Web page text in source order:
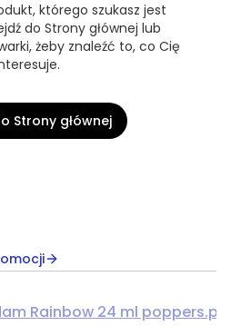
którego szukasz jest
do Strony głównej lub
żeby znaleźć to, co Cię
Strony głównej